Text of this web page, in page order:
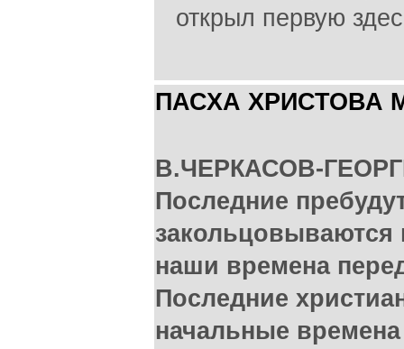
открыл первую
ПАСХА ХРИСТОВА
В.ЧЕРКАСОВ-
Последние
закольцовываются
наши времена
Последние
начальные